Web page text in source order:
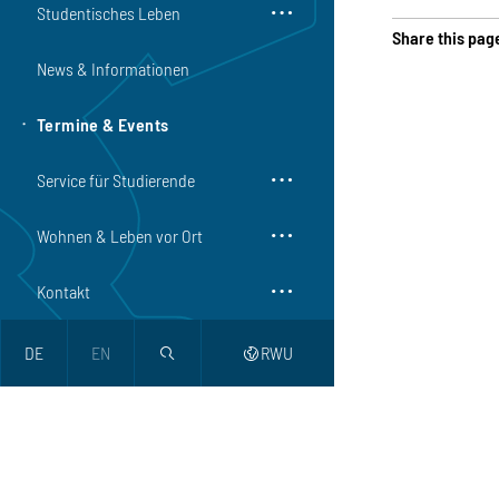
Studentisches Leben
News & Informationen
Termine & Events
Service für Studierende
Wohnen & Leben vor Ort
Kontakt
DE EN magnifier webRWU
Share this